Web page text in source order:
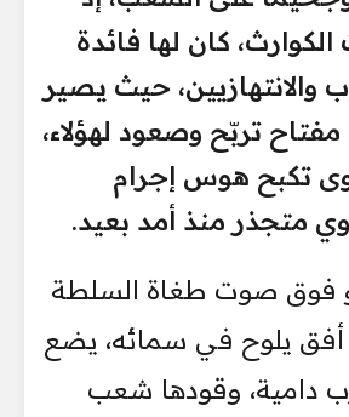
كان لها فائدة
والانتهازيين، حيث يصير
مفتاح تربّح وصعود لهؤلاء،
تكبح هوس إجرام
متجذر منذ أمد بعيد.
فوق صوت طغاة السلطة
أفق يلوح في سمائه، يضع
دامية، وقودها شعب